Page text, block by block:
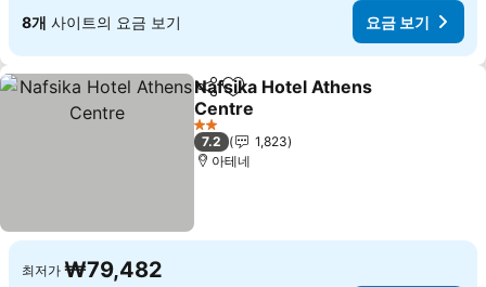
8개 사이트의 요금 보기 요금 보기
공유 즐겨찾기에 추가
Nafsika Hotel Athens
Centre
2 성급
7.2
1,823
아테네
최저가 ₩79,482